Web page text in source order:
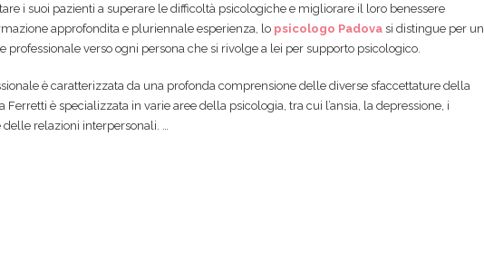
i suoi pazienti a superare le difficoltà psicologiche e migliorare il loro benessere
approfondita e pluriennale esperienza, lo psicologo Padovasi distingue per un
professionale verso ogni persona che si rivolge a lei per supporto psicologico.
è caratterizzata da una profonda comprensione delle diverse sfaccettature della
Ferretti è specializzata in varie aree della psicologia, tra cui l’ansia, la depressione, i
delle relazioni interpersonali. …